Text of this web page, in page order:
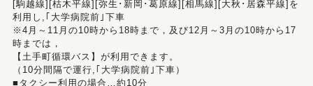
[駒越線][枯木平線][弥生･新岡･葛原線][相馬線][大秋･居森平線]を
利用し,｢大学病院前｣下車
※4月～11月の10時から18時まで，及び12月～3月の10時から17
時までは，
【土手町循環バス】が利用できます。
（10分間隔で運行,｢大学病院前｣下車）
■タクシー利用の場合…約10分